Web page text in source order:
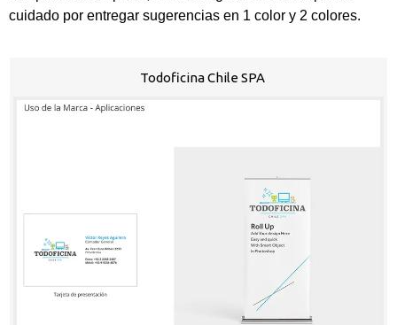
cuidado por entregar sugerencias en 1 color y 2 colores.
Todoficina Chile SPA